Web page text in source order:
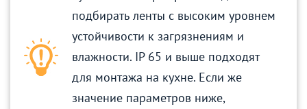
подбирать ленты с высоким уровнем
устойчивости к загрязнениям и
влажности. IP 65 и выше подходят
для монтажа на кухне. Если же
значение параметров ниже,